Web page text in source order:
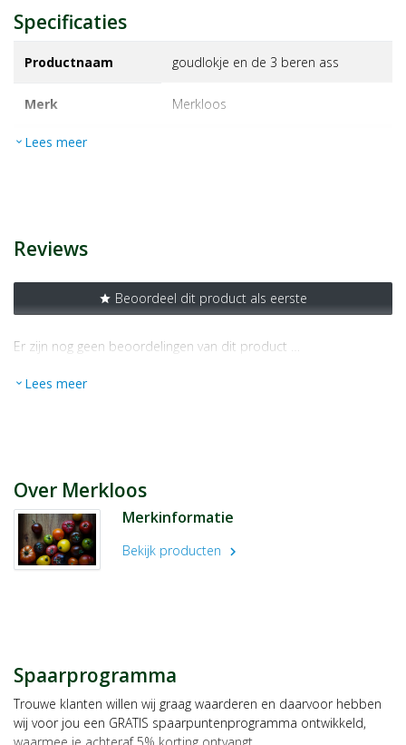
Specificaties
Productnaam goudlokje en de 3 beren ass
Merk merkloos
EAN
expand_more Lees meer
Reviews
star Beoordeel dit product als eerste
Er zijn nog geen beoordelingen van dit product …
expand_more Lees meer
Over Merkloos
Merkinformatie
Bekijk producten chevron_right
Spaarprogramma
Trouwe klanten willen wij graag waarderen en daarvoor hebben
wij voor jou een GRATIS spaarpuntenprogramma ontwikkeld,